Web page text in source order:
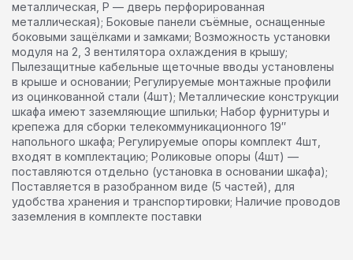
металлическая, P — дверь перфорированная
металлическая); Боковые панели съёмные, оснащенные
боковыми защёлками и замками; Возможность установки
модуля на 2, 3 вентилятора охлаждения в крышу;
Пылезащитные кабельные щеточные вводы установлены
в крыше и основании; Регулируемые монтажные профили
из оцинкованной стали (4шт); Металлические конструкции
шкафа имеют заземляющие шпильки; Набор фурнитуры и
крепежа для сборки телекоммуникационного 19″
напольного шкафа; Регулируемые опоры комплект 4шт,
входят в комплектацию; Роликовые опоры (4шт) —
поставляются отдельно (установка в основании шкафа);
Поставляется в разобранном виде (5 частей), для
удобства хранения и транспортировки; Наличие проводов
заземления в комплекте поставки